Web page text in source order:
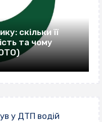
скільки її
та чому
у ДТП водій